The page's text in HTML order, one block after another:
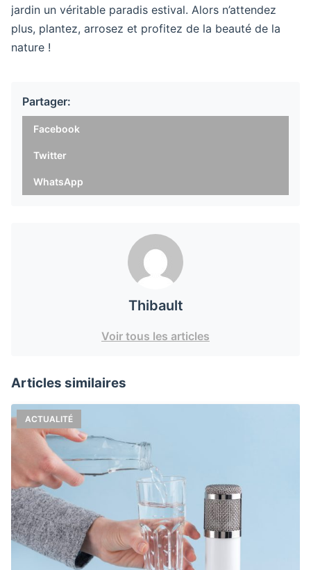
jardin un véritable paradis estival. Alors n’attendez
plus, plantez, arrosez et profitez de la beauté de la
nature !
Partager:
Facebook
Twitter
WhatsApp
Thibault
Voir tous les articles
Articles similaires
ACTUALITÉ